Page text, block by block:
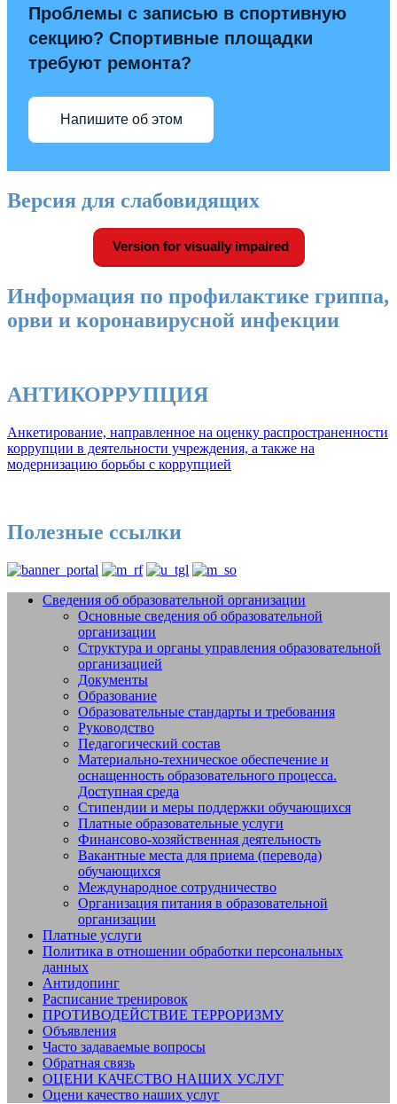
Проблемы с записью в спортивную
секцию? Спортивные площадки
требуют ремонта?
Напишите об этом
Версия для слабовидящих
Version for visually impaired
Информация по профилактике гриппа,
орви и коронавирусной инфекции
АНТИКОРРУПЦИЯ
Анкетирование, направленное на оценку распространенности
коррупции в деятельности учреждения, а также на
модернизацию борьбы с коррупцией
Полезные ссылки
Добро пожаловать на сайт МБУДО
СШОР №14 "Жигули" г.о. Тольятти
Сведения об образовательной организации
Основные сведения об образовательной
организации
Структура и органы управления образовательной
организацией
Документы
Образование
Образовательные стандарты и требования
Руководство
Педагогический состав
Материально-техническое обеспечение и
оснащенность образовательного процесса.
Доступная среда
Стипендии и меры поддержки обучающихся
Платные образовательные услуги
Финансово-хозяйственная деятельность
Вакантные места для приема (перевода)
обучающихся
Международное сотрудничество
Организация питания в образовательной
организации
Платные услуги
Политика в отношении обработки персональных
данных
Антидопинг
Расписание тренировок
ПРОТИВОДЕЙСТВИЕ ТЕРРОРИЗМУ
Объявления
Часто задаваемые вопросы
Обратная связь
ОЦЕНИ КАЧЕСТВО НАШИХ УСЛУГ
Оцени качество наших услуг